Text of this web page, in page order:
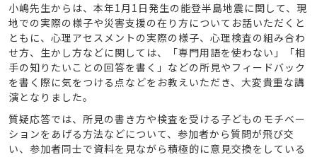
小嶋先生からは、本年1月1日発生の能登半島地震に関して、現
地での実際の様子や災害支援の在り方についてお話いただくと
ともに、心理アセスメントの実際の様子、心理検査の組み合わ
せ方、生かし方などに関しては、「専門用語を使わない」「相
手の知りたいことの回答を書く」などの所見やフィードバック
を書く際に気をつける点などをお教えいただき、大変貴重な講
演となりました。
質疑応答では、所見の書き方や検査を受ける子どものモチベー
ションをあげる方法などについて、参加者から質問が飛び交
い、参加者同士で資料を見ながら積極的に意見交換をしている